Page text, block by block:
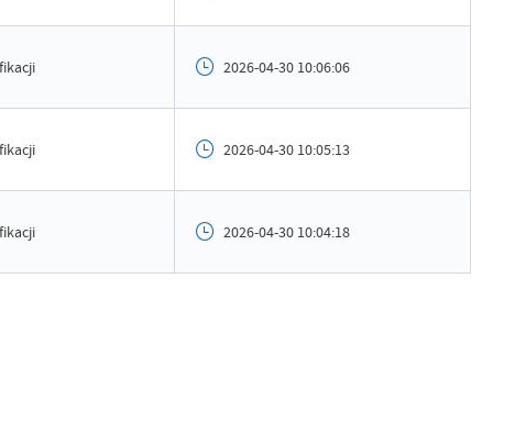
2026-04-30 10:06:06
2026-04-30 10:05:13
2026-04-30 10:04:18